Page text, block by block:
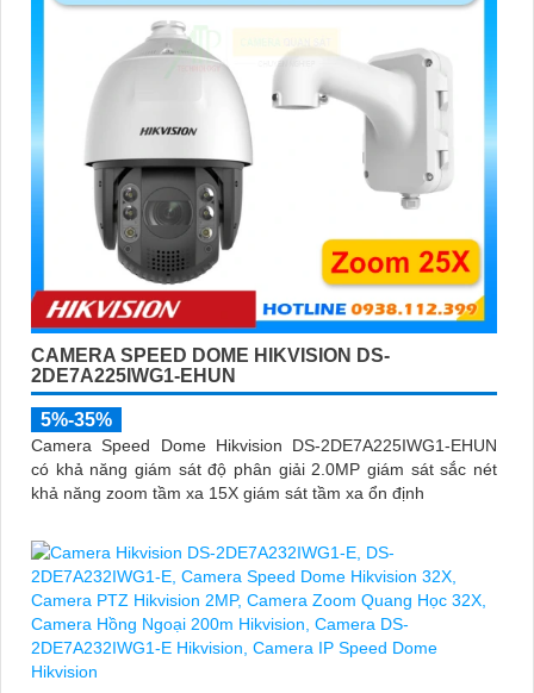
CAMERA SPEED DOME HIKVISION DS-
2DE7A225IWG1-EHUN
5%-35%
Camera Speed Dome Hikvision DS-2DE7A225IWG1-EHUN
có khả năng giám sát độ phân giải 2.0MP giám sát sắc nét
khả năng zoom tầm xa 15X giám sát tầm xa ổn định